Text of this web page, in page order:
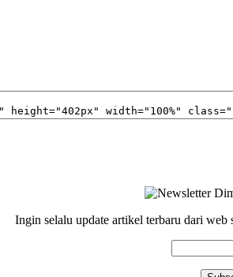
Ingin selalu update artikel terbaru dari